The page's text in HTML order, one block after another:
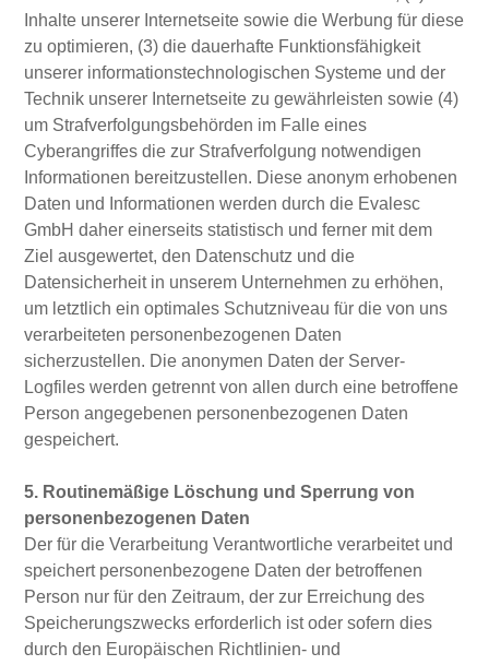
Inhalte unserer Internetseite sowie die Werbung für diese
zu optimieren, (3) die dauerhafte Funktionsfähigkeit
unserer informationstechnologischen Systeme und der
Technik unserer Internetseite zu gewährleisten sowie (4)
um Strafverfolgungsbehörden im Falle eines
Cyberangriffes die zur Strafverfolgung notwendigen
Informationen bereitzustellen. Diese anonym erhobenen
Daten und Informationen werden durch die Evalesc
GmbH daher einerseits statistisch und ferner mit dem
Ziel ausgewertet, den Datenschutz und die
Datensicherheit in unserem Unternehmen zu erhöhen,
um letztlich ein optimales Schutzniveau für die von uns
verarbeiteten personenbezogenen Daten
sicherzustellen. Die anonymen Daten der Server-
Logfiles werden getrennt von allen durch eine betroffene
Person angegebenen personenbezogenen Daten
gespeichert.
5. Routinemäßige Löschung und Sperrung von
personenbezogenen Daten
Der für die Verarbeitung Verantwortliche verarbeitet und
speichert personenbezogene Daten der betroffenen
Person nur für den Zeitraum, der zur Erreichung des
Speicherungszwecks erforderlich ist oder sofern dies
durch den Europäischen Richtlinien- und